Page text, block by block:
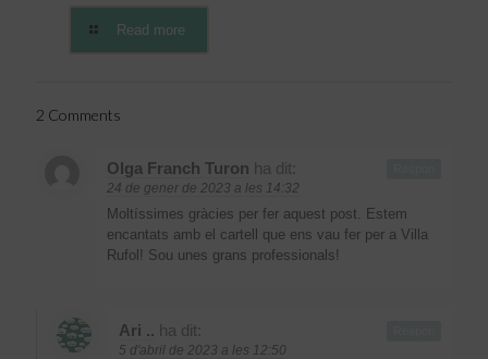
Read more
2 Comments
Olga Franch Turon ha dit:
24 de gener de 2023 a les 14:32
Moltíssimes gràcies per fer aquest post. Estem
encantats amb el cartell que ens vau fer per a Villa
Rufol! Sou unes grans professionals!
Ari .. ha dit:
5 d'abril de 2023 a les 12:50